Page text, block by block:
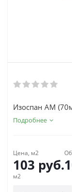
Изоспан AМ
Подробнее
Цена, м2
103 руб.
м2